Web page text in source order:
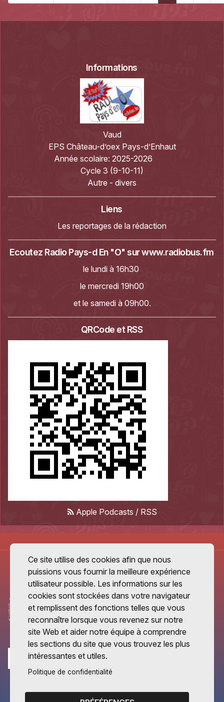
Informations
Vaud
EPS Château-d’oex Pays-d’Enhaut
Année scolaire: 2025-2026
Cycle 3 (9-10-11)
Autre - divers
Liens
Les reportages de la rédaction
Ecoutez Radio Pays-d En "O" surwww.radiobus.fm
le lundi à 16h30
le mercredi 19h00
et le samedi à 09h00.
QRCode et RSS
Apple Podcasts / RSS
Ce site utilise des cookies afin que nous
puissions vous fournir la meilleure expérience
utilisateur possible. Les informations sur les
cookies sont stockées dans votre navigateur
et remplissent des fonctions telles que vous
reconnaître lorsque vous revenez sur notre
site Web et aider notre équipe à comprendre
les sections du site que vous trouvez les plus
intéressantes et utiles.
Politique de confidentialité